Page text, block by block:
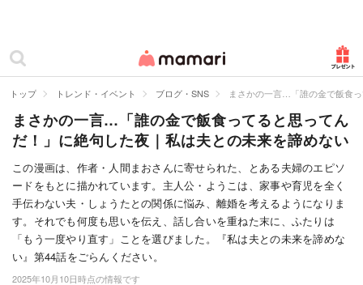
ママリ
カテゴリー一覧
妊娠
出産
赤ちゃん・育児
子育て・家族
病院
トップ トレンド・イベント ブログ・SNS まさかの一言…「誰の金で飯食
まさかの一言…「誰の金で飯食ってると思ってん
だ！」に絶句した夜｜私は夫との未来を諦めない
この漫画は、作者・人間まおさんに寄せられた、とある夫婦のエピソ
ードをもとに描かれています。主人公・ようこは、家事や育児を全く
手伝わない夫・しょうたとの関係に悩み、離婚を考えるようになりま
す。それでも何度も思いを伝え、話し合いを重ねた末に、ふたりは
「もう一度やり直す」ことを選びました。『私は夫との未来を諦めな
い』第44話をごらんください。
2025年10月10日時点の情報です